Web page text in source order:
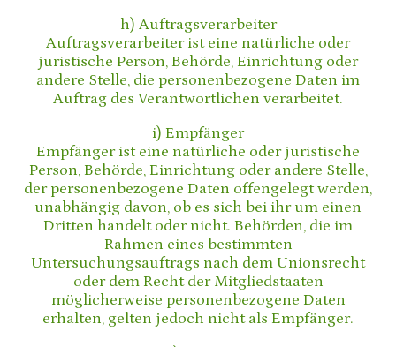
h) Auftragsverarbeiter
Auftragsverarbeiter ist eine natürliche oder
juristische Person, Behörde, Einrichtung oder
andere Stelle, die personenbezogene Daten im
Auftrag des Verantwortlichen verarbeitet.
i) Empfänger
Empfänger ist eine natürliche oder juristische
Person, Behörde, Einrichtung oder andere Stelle,
der personenbezogene Daten offengelegt werden,
unabhängig davon, ob es sich bei ihr um einen
Dritten handelt oder nicht. Behörden, die im
Rahmen eines bestimmten
Untersuchungsauftrags nach dem Unionsrecht
oder dem Recht der Mitgliedstaaten
möglicherweise personenbezogene Daten
erhalten, gelten jedoch nicht als Empfänger.